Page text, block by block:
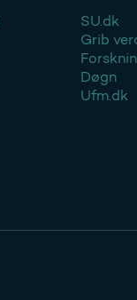
SU.dk
Grib
Døgn
Ufm.dk